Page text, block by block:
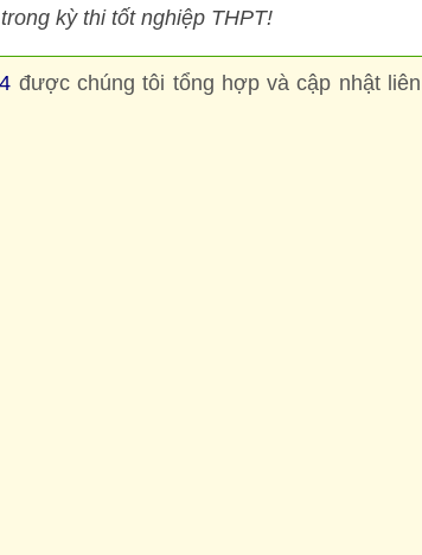
kỳ thi tốt nghiệp THPT!
được chúng tôi tổng hợp và cập nhật liên